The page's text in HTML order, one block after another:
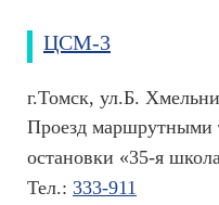
ЦСМ-3
г.Томск, ул.Б.
Проезд маршрутными
остановки «35-я
Тел.: 333-911